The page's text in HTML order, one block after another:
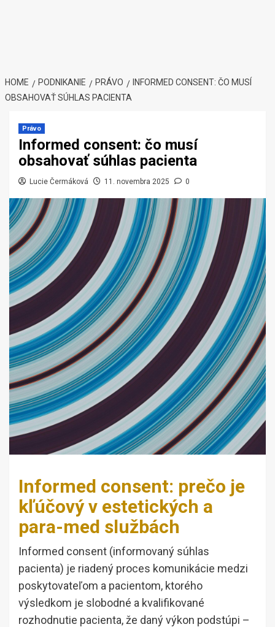
HOME PODNIKANIE PRÁVO
INFORMED CONSENT: ČO MUSÍ
OBSAHOVAŤ SÚHLAS PACIENTA
Právo
Informed consent: čo musí
obsahovať súhlas pacienta
Lucie Čermáková 11. novembra 2025 0
Informed consent: prečo je
kľúčový v estetických a
para-med službách
Informed consent (informovaný súhlas
pacienta) je riadený proces komunikácie medzi
poskytovateľom a pacientom, ktorého
výsledkom je slobodné a kvalifikované
rozhodnutie pacienta, že daný výkon podstúpi –